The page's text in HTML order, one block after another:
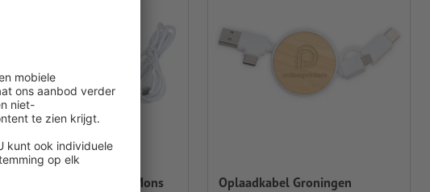
Draadloos oplaadstatio Mons Oplaadkabel Groningen